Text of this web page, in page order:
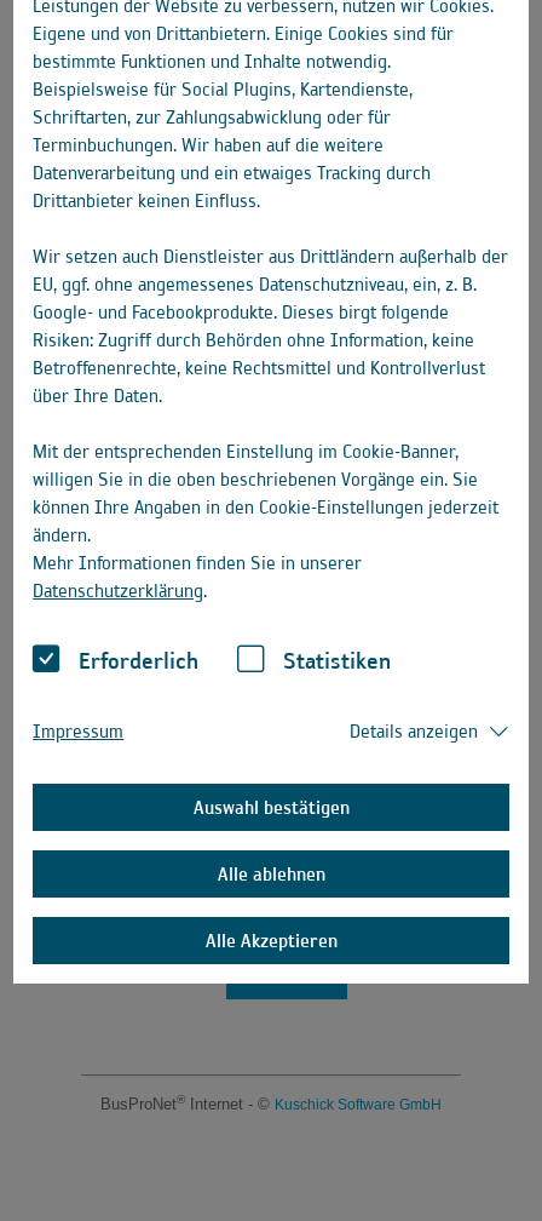
Leistungen der Website zu verbessern, nutzen wir Cookies.
Eigene und von Drittanbietern. Einige Cookies sind für
bestimmte Funktionen und Inhalte notwendig.
Beispielsweise für Social Plugins, Kartendienste,
Schriftarten, zur Zahlungsabwicklung oder für
Terminbuchungen. Wir haben auf die weitere
Datenverarbeitung und ein etwaiges Tracking durch
Drittanbieter keinen Einfluss.
Wir setzen auch Dienstleister aus Drittländern außerhalb der
EU, ggf. ohne angemessenes Datenschutzniveau, ein, z. B.
Google- und Facebookprodukte. Dieses birgt folgende
Risiken: Zugriff durch Behörden ohne Information, keine
Betroffenenrechte, keine Rechtsmittel und Kontrollverlust
über Ihre Daten.
Mit der entsprechenden Einstellung im Cookie-Banner,
willigen Sie in die oben beschriebenen Vorgänge ein. Sie
können Ihre Angaben in den Cookie-Einstellungen jederzeit
ändern.
Mehr Informationen finden Sie in unserer
Datenschutzerklärung.
Erforderlich Statistiken
Impressum Details anzeigen
Auswahl bestätigen
Alle ablehnen
Alle Akzeptieren